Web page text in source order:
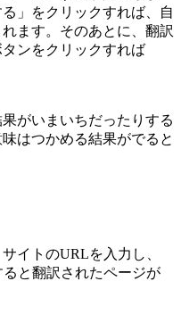
」をクリックすれば、自
ます。そのあとに、翻訳
ンをクリックすれば
がいまいちだったりする
はつかめる結果がでると
イトのURLを入力し、
と翻訳されたページが